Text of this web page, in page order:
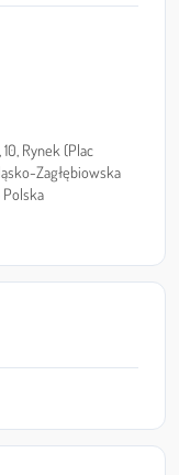
Rynek (Plac
Zagłębiowska